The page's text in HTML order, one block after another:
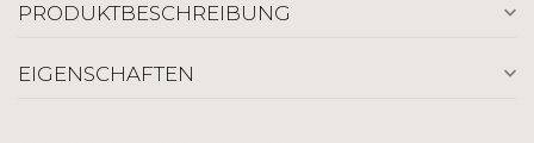
PRODUKTBESCHREIBUNG
EIGENSCHAFTEN